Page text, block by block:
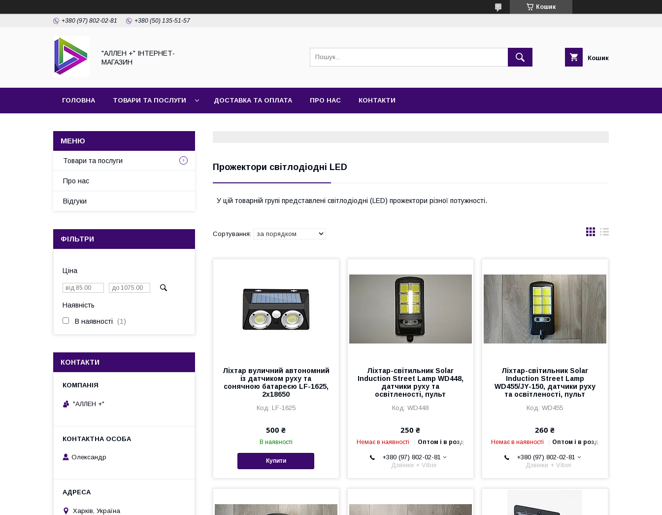
Кошик
+380 (97) 802-02-81 +380 (50) 135-51-57
"АЛЛЕН +" ІНТЕРНЕТ-
МАГАЗИН
Кошик
ГОЛОВНА ТОВАРИ ТА ПОСЛУГИ ДОСТАВКА ТА ОПЛАТА ПРО НАС КОНТАКТИ
Прожектори світлодіодні LED
У цій товарній групі представлені світлодіодні (LED) прожектори різної потужності.
Ліхтар вуличний автономний
із датчиком руху та
сонячною батареєю LF-1625,
2x18650
LF-1625
500 ₴
В наявності
Купити
Ліхтар-світильник Solar
Induction Street Lamp WD448,
датчики руху та
освітленості, пульт
WD448
250 ₴
Немає в наявності Оптом і в роздріб
+380 (97) 802-02-81
Дзвінки + Viber
Ліхтар-світильник Solar
Induction Street Lamp
WD455/JY-150, датчики руху
та освітленості, пульт
WD455
260 ₴
Немає в наявності Оптом і в роздріб
+380 (97) 802-02-81
Дзвінки + Viber
Товари та послуги
Про нас
Відгуки
ФІЛЬТРИ
Ціна
Наявність
В наявності 1
КОНТАКТИ
"АЛЛЕН +"
Олександр
Харків, Україна